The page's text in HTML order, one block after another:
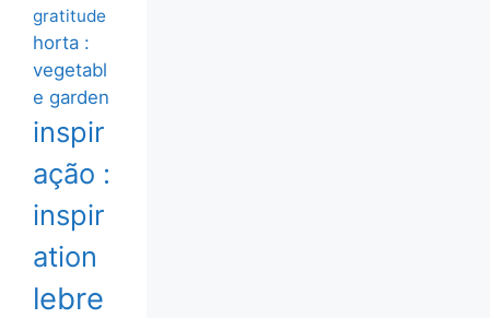
gratitude
horta :
vegetabl
e garden
inspir
ação :
inspir
ation
lebre